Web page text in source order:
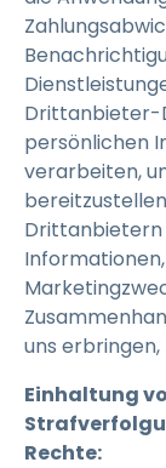
Drittanbieter-
persönlichen
verarbeiten,
Drittanbietern
uns erbringen,
Einhaltung
Rechte: